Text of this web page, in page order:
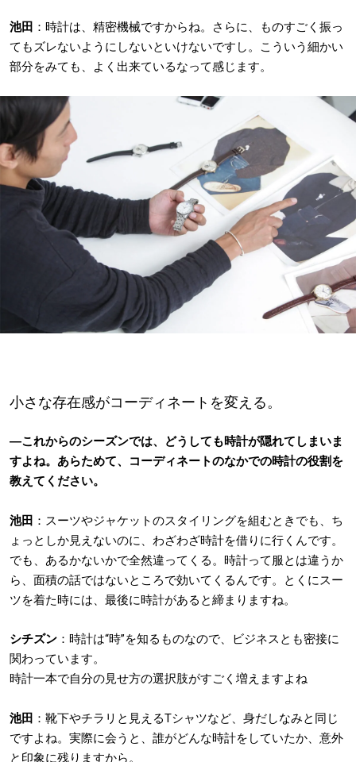
池田 ：時計は、精密機械ですからね。さらに、ものすごく振っ
てもズレないようにしないといけないですし。こういう細かい
部分をみても、よく出来ているなって感じます。
小さな存在感がコーディネートを変える。
―これからのシーズンでは、どうしても時計が隠れてしまいま
すよね。あらためて、コーディネートのなかでの時計の役割を
教えてください。
池田 ：スーツやジャケットのスタイリングを組むときでも、ち
ょっとしか見えないのに、わざわざ時計を借りに行くんです。
でも、あるかないかで全然違ってくる。時計って服とは違うか
ら、面積の話ではないところで効いてくるんです。とくにスー
ツを着た時には、最後に時計があると締まりますね。
シチズン ：時計は“時”を知るものなので、ビジネスとも密接に
関わっています。
時計一本で自分の見せ方の選択肢がすごく増えますよね
池田 ：靴下やチラリと見えるTシャツなど、身だしなみと同じ
ですよね。実際に会うと、誰がどんな時計をしていたか、意外
と印象に残りますから。